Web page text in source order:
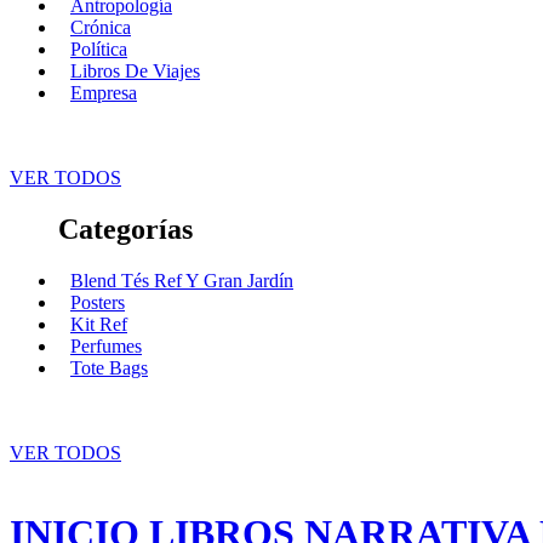
Antropología
Crónica
Política
Libros De Viajes
Empresa
VER TODOS
Categorías
Blend Tés Ref Y Gran Jardín
Posters
Kit Ref
Perfumes
Tote Bags
VER TODOS
INICIO LIBROS NARRATIVA